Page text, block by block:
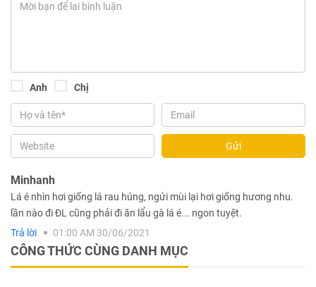
Anh Chị
Gửi
Minhanh
Lá é nhìn hơi giống lá rau húng, ngửi mùi lại hơi giống hương nhu.
lần nào đi ĐL cũng phải đi ăn lẩu gà lá é... ngon tuyệt.
Trả lời
01:00 AM 30/06/2021
CÔNG THỨC CÙNG DANH MỤC